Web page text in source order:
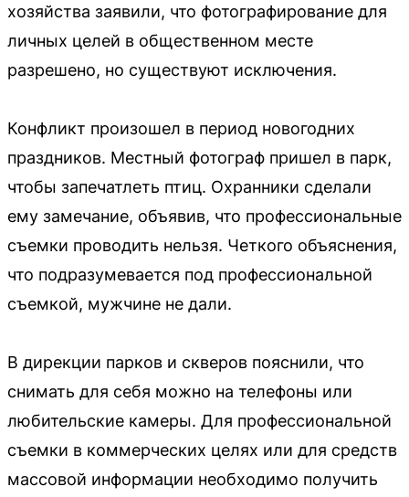
хозяйства заявили, что фотографирование для
личных целей в общественном месте
разрешено, но существуют исключения.
Конфликт произошел в период новогодних
праздников. Местный фотограф пришел в парк,
чтобы запечатлеть птиц. Охранники сделали
ему замечание, объявив, что профессиональные
съемки проводить нельзя. Четкого объяснения,
что подразумевается под профессиональной
съемкой, мужчине не дали.
В дирекции парков и скверов пояснили, что
снимать для себя можно на телефоны или
любительские камеры. Для профессиональной
съемки в коммерческих целях или для средств
массовой информации необходимо получить